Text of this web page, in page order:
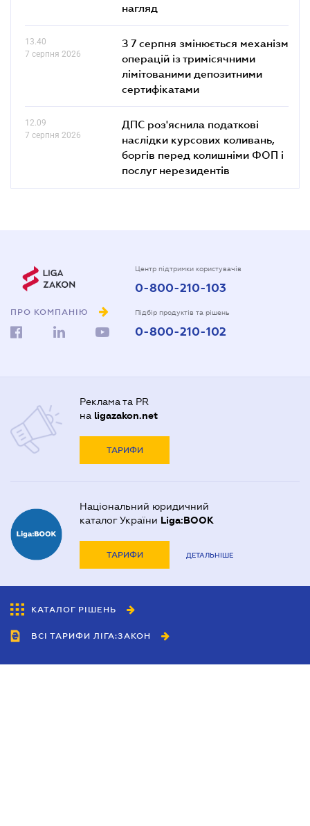
нагляд
13.40
7 серпня 2026
З 7 серпня змінюється механізм
операцій із тримісячними
лімітованими депозитними
сертифікатами
12.09
7 серпня 2026
ДПС роз'яснила податкові
наслідки курсових коливань,
боргів перед колишніми ФОП і
послуг нерезидентів
ПРО КОМПАНІЮ
Центр підтримки користувачів
0-800-210-103
Підбір продуктів та рішень
0-800-210-102
Реклама та PR
на ligazakon.net
ТАРИФИ
Національний юридичний
каталог України Liga:BOOK
ТАРИФИ ДЕТАЛЬНІШЕ
КАТАЛОГ РІШЕНЬ
ВСІ ТАРИФИ ЛІГА:ЗАКОН